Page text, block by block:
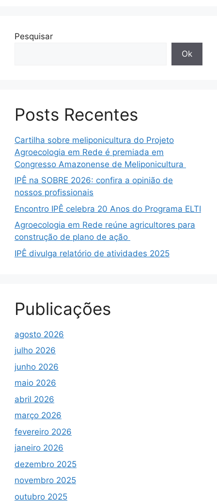
Pesquisar
Ok
Posts Recentes
Cartilha sobre meliponicultura do Projeto
Agroecologia em Rede é premiada em
Congresso Amazonense de Meliponicultura
IPÊ na SOBRE 2026: confira a opinião de
nossos profissionais
Encontro IPÊ celebra 20 Anos do Programa ELTI
Agroecologia em Rede reúne agricultores para
construção de plano de ação
IPÊ divulga relatório de atividades 2025
Publicações
agosto 2026
julho 2026
junho 2026
maio 2026
abril 2026
março 2026
fevereiro 2026
janeiro 2026
dezembro 2025
novembro 2025
outubro 2025